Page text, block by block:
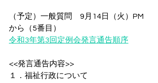
（予定）一般質問　9月14日（火）PM
から（5番目）
令和3年第3回定例会発言通告順序
<<発言通告内容>>
１．福祉行政について